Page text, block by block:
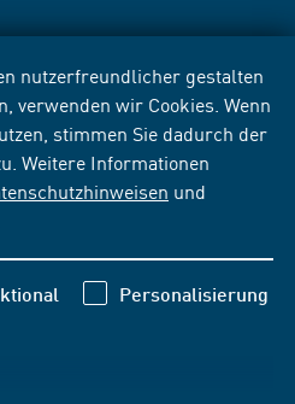
nutzerfreundlicher gestalten
verwenden wir Cookies. Wenn
stimmen Sie dadurch der
Weitere Informationen
und
Personalisierung